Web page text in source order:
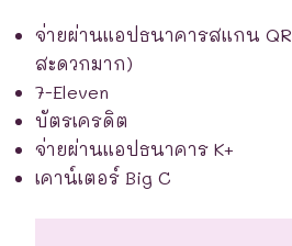
จ่ายผ่านแอปธนาคารสแกน
สะดวกมาก)
7-Eleven
บัตรเครดิต
จ่ายผ่านแอปธนาคาร K+
เคาน์เตอร์ Big C